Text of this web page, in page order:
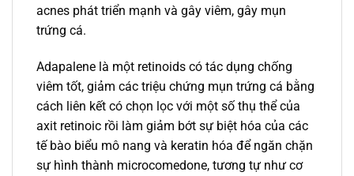
acnes phát triển mạnh và gây viêm, gây mụn
trứng cá.
Adapalene là một retinoids có tác dụng chống
viêm tốt, giảm các triệu chứng mụn trứng cá bằng
cách liên kết có chọn lọc với một số thụ thể của
axit retinoic rồi làm giảm bớt sự biệt hóa của các
tế bào biểu mô nang và keratin hóa để ngăn chặn
sự hình thành microcomedone, tương tự như cơ